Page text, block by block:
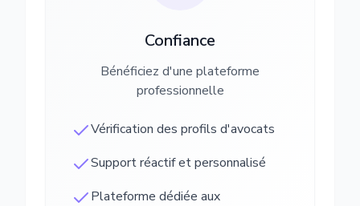
Confiance
Bénéficiez d'une plateforme
professionnelle
Vérification des profils d'avocats
Support réactif et personnalisé
Plateforme dédiée aux